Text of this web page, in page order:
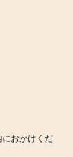
おかけくだ